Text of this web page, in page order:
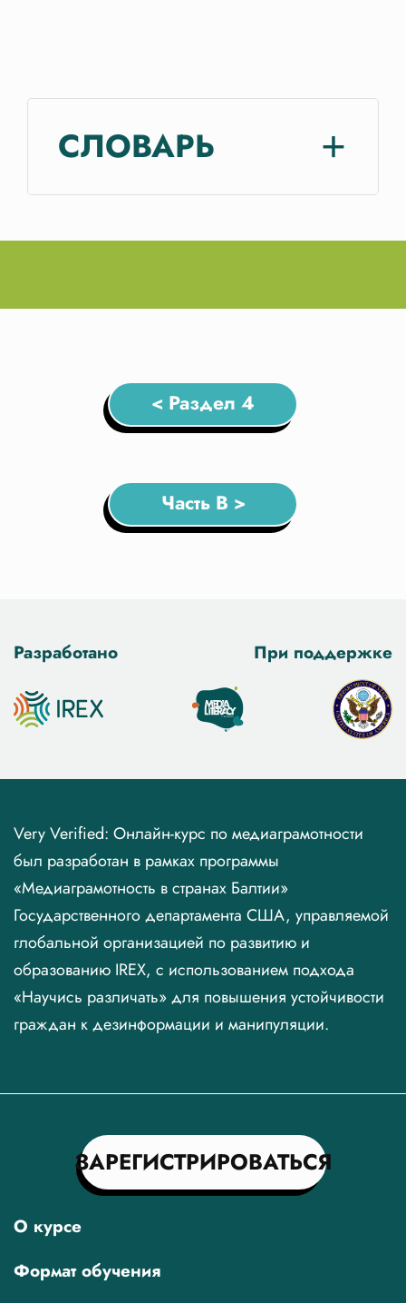
СЛОВАРЬ
< Раздел 4
Часть B >
Разработано При поддержке
Very Verified: Онлайн-курс по медиаграмотности
был разработан в рамках программы
«Медиаграмотность в странах Балтии»
Государственного департамента США, управляемой
глобальной организацией по развитию и
образованию IREX, с использованием подхода
«Научись различать» для повышения устойчивости
граждан к дезинформации и манипуляции.
ЗАРЕГИСТРИРОВАТЬСЯ
О курсе
Формат обучения